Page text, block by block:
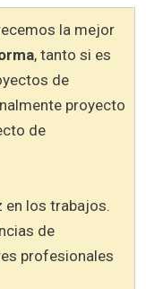
la mejor
, tanto si es
de
proyecto
de
en los trabajos.
de
profesionales